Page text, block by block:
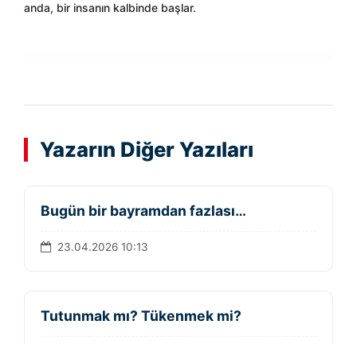
anda, bir insanın kalbinde başlar.
Yazarın Diğer Yazıları
Bugün bir bayramdan fazlası…
23.04.2026 10:13
Tutunmak mı? Tükenmek mi?